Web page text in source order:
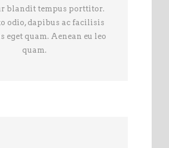
blandit tempus porttitor.
odio, dapibus ac facilisis
eget quam. Aenean eu leo
quam.